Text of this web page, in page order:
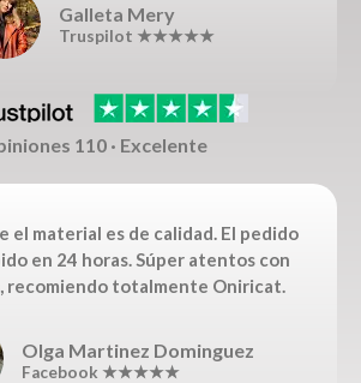
Galleta Mery
Truspilot ★★★★★
110 · Excelente
el material es de calidad. El pedido
en 24 horas. Súper atentos con
recomiendo totalmente Oniricat.
Olga Martinez Dominguez
Facebook ★★★★★